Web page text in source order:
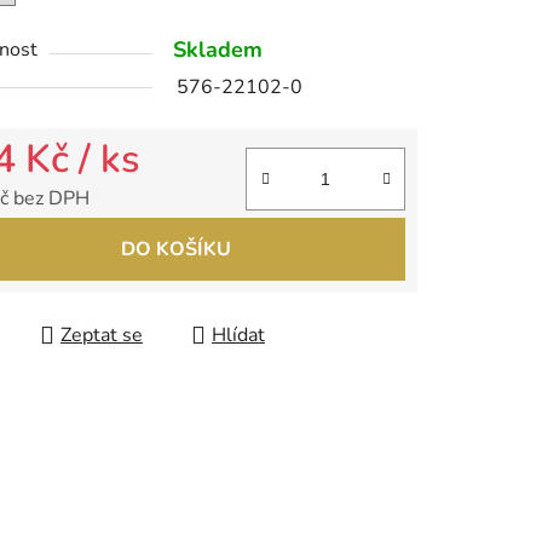
Skladem
576-22102-0
Kč/ ks
bez DPH
DO KOŠÍKU
Zeptat se Hlídat